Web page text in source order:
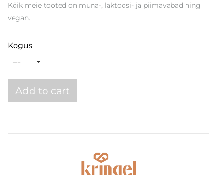
Kõik meie tooted on muna-, laktoosi- ja piimavabad ning
vegan.
Kogus
Add to cart